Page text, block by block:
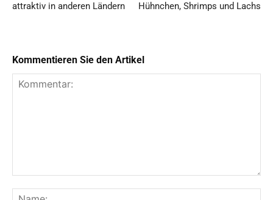
attraktiv in anderen Ländern
Hühnchen, Shrimps und Lachs
Kommentieren Sie den Artikel